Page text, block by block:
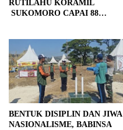
RUTILAHU KORAMIL
SUKOMORO CAPAI 88
BENTUK DISIPLIN DAN JIWA
NASIONALISME, BABINSA